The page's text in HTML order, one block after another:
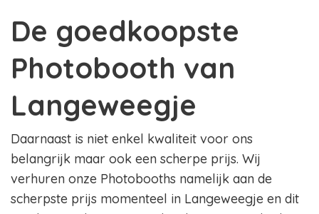
De goedkoopste
Photobooth van
Langeweegje
Daarnaast is niet enkel kwaliteit voor ons
belangrijk maar ook een scherpe prijs. Wij
verhuren onze Photobooths namelijk aan de
scherpste prijs momenteel in Langeweegje en dit